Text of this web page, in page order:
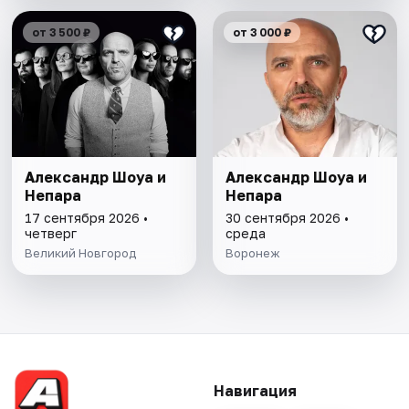
от 3 500 ₽
Александр Шоуа и
Непара
17 сентября 2026 •
четверг
Великий Новгород
от 3 000 ₽
Александр Шоуа и
Непара
30 сентября 2026 •
среда
Воронеж
Навигация